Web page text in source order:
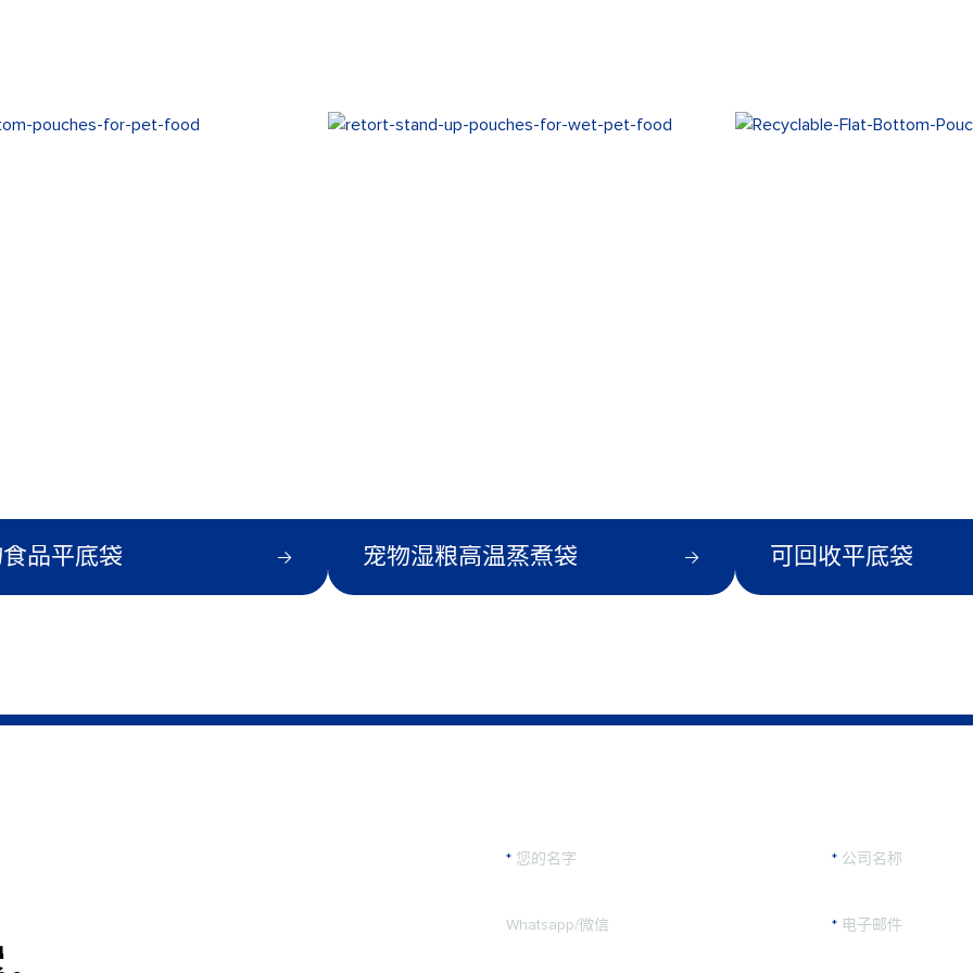
品平底袋 宠物湿粮高温蒸煮袋 可回收平底袋
* 您的名字 * 公司名称
Whatsapp/微信 * 电子邮件